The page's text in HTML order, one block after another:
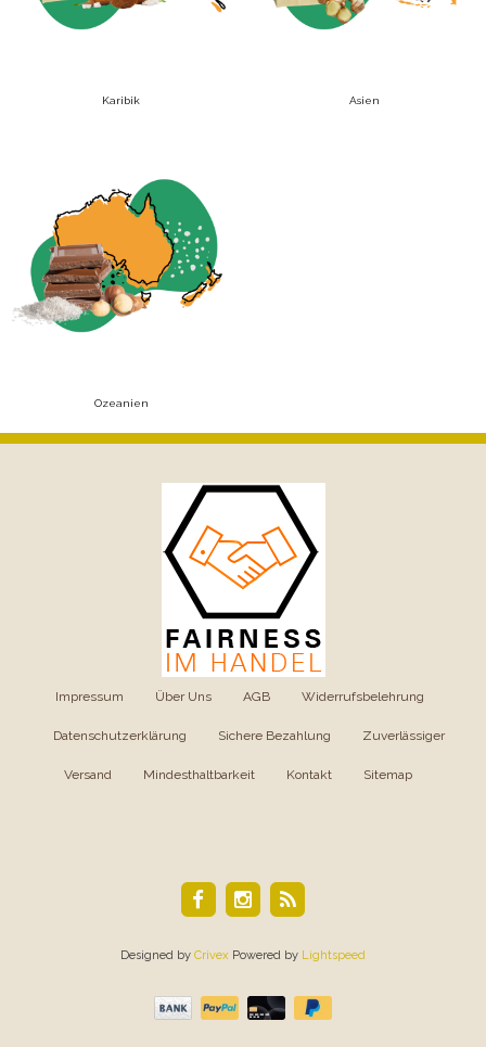
Karibik Asien
Ozeanien
Impressum Über Uns AGB Widerrufsbelehrung
Datenschutzerklärung Sichere Bezahlung Zuverlässiger
Versand Mindesthaltbarkeit Kontakt Sitemap
Designed by Crivex Powered by Lightspeed